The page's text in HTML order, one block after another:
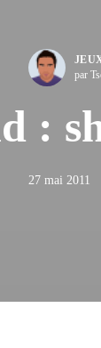
par
:
27 mai 2011